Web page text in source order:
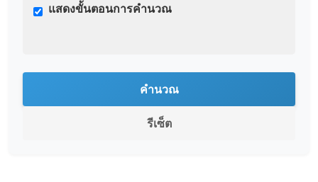
แสดงขั้นตอนการคำนวณ
คำนวณ
รีเซ็ต